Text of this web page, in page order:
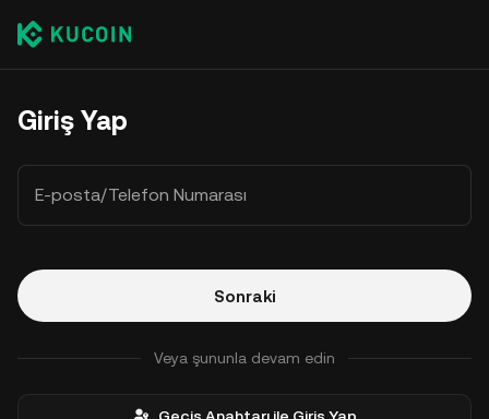
Giriş Yap
E-posta/Telefon Numarası
Sonraki
Veya şununla devam edin
Geçiş Anahtarı ile Giriş Yap